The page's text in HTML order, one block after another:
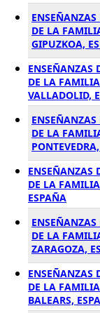
DE LA
GIPUZKOA,
ENSEÑANZAS
DE LA
VALLADOLID,
DE LA
ENSEÑANZAS
DE LA
ESPAÑA
DE LA
ZARAGOZA,
ENSEÑANZAS
DE LA
BALEARS,